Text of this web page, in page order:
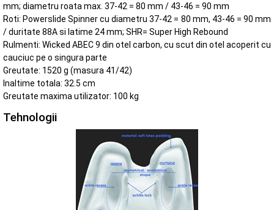
mm; diametru roata max. 37-42 = 80 mm / 43-46 = 90 mm
Roti: Powerslide Spinner cu diametru 37-42 = 80 mm, 43-46 = 90 mm
/ duritate 88A si latime 24 mm; SHR= Super High Rebound
Rulmenti: Wicked ABEC 9 din otel carbon, cu scut din otel acoperit cu
cauciuc pe o singura parte
Greutate: 1520 g (masura 41/42)
Inaltime totala: 32.5 cm
Greutate maxima utilizator: 100 kg
Tehnologii